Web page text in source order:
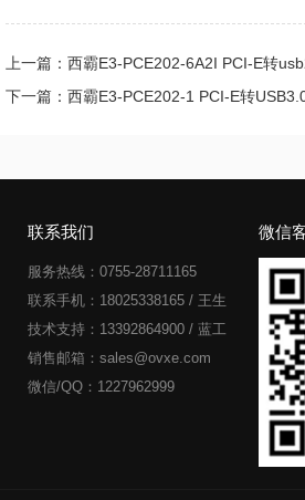
上一篇：西霸E3-PCE202-6A2I PCI-E转
置2口插针
下一篇：西霸E3-PCE202-1 PCI-E转
联系我们
服务热线：0755-28711165
联系手机：18025338165 / 王生
技术支持：13392864900 / 蓝工
销售邮箱：sales@ovxe.com
微信/QQ：1227962999
微信